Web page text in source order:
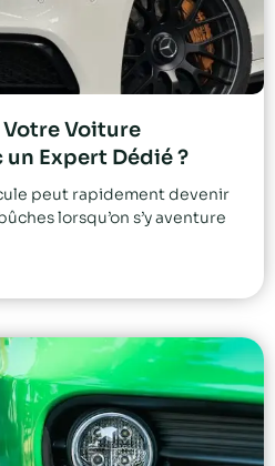
Voiture
Expert Dédié ?
peut rapidement devenir
lorsqu’on s’y aventure